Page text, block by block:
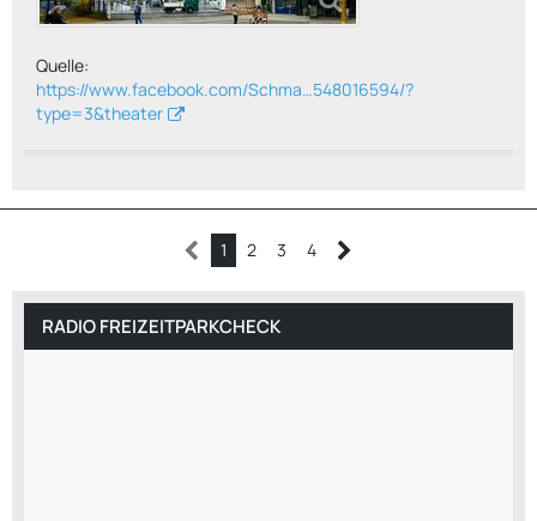
Quelle:
https://www.facebook.com/Schma…548016594/?
type=3&theater
1 2 3 4
RADIO FREIZEITPARKCHECK